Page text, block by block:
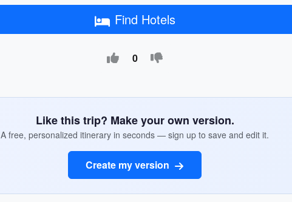
Find Hotels
0
Like this trip? Make your own version.
A free, personalized itinerary in seconds — sign up to save and edit it.
Create my version